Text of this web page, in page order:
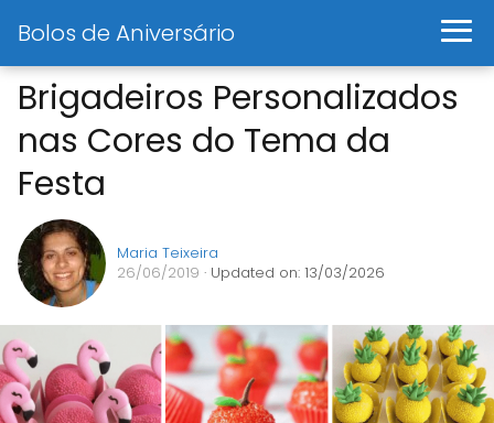
Bolos de Aniversário
Brigadeiros Personalizados
nas Cores do Tema da
Festa
Maria Teixeira
26/06/2019 · Updated on: 13/03/2026